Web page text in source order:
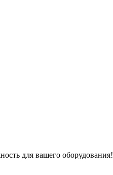
для вашего оборудования!